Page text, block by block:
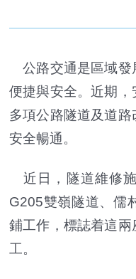
公路交通是區域發
便捷與安全。近期
多項公路隧道及道
安全暢通。
近日，隧道維修
G205雙嶺隧道、儒
鋪工作，標誌着這
工。